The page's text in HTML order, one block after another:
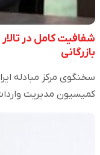
شفافیت کامل در
بازرگانی
سخنگوی مرکز مبادله
کمیسیون مدیریت واردات